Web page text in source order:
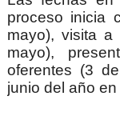
proceso inicia
mayo), visita
mayo),
oferentes (3
junio del año en